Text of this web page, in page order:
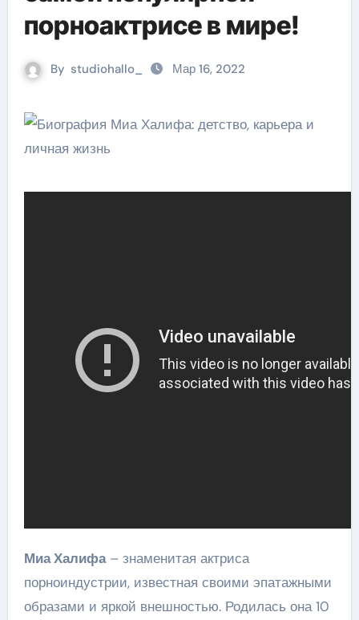
порноактрисе в мире!
By studiohallo_ Мар 16, 2022
Миа Халифа– знаменитая актриса
порноиндустрии, известная своими эпатажными
образами и яркой внешностью. Родилась она 10